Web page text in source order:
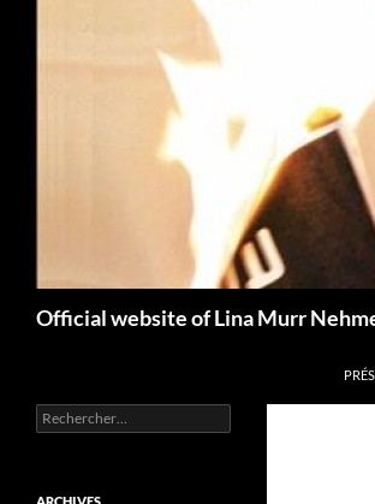
Official website of Lina Murr
Rechercher :